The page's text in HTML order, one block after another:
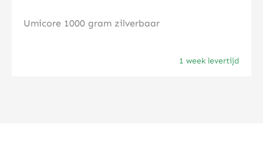
Umicore 1000 gram zilverbaar
1 week levertijd